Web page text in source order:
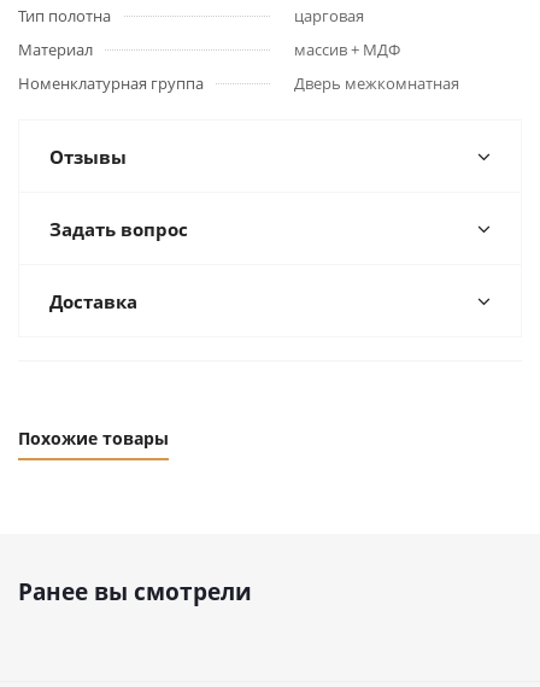
Тип полотна
царговая
Материал
массив + МДФ
Номенклатурная группа
Дверь межкомнатная
Отзывы
Задать вопрос
Доставка
Похожие товары
Ранее вы смотрели